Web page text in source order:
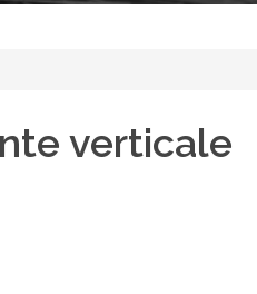
verticale